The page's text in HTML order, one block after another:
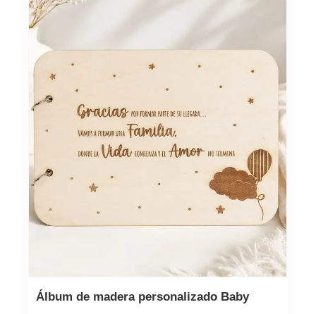
Álbum de madera personalizado Baby